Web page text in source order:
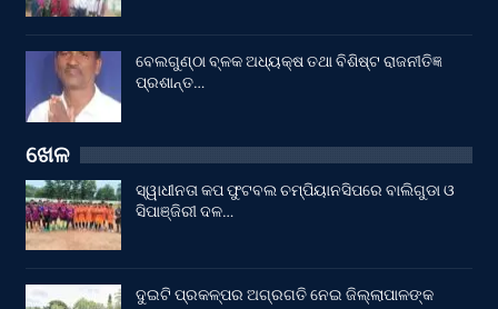
ବେଲଗୁଣ୍ଠା ବ୍ଳକ ଅଧ୍ୟକ୍ଷ ତଥା ବିଶିଷ୍ଟ ରାଜନୀତିଜ୍ଞ
ପ୍ରଶାନ୍ତ…
ଖେଳ
ସ୍ୱାଧୀନତା କପ ଫୁଟବଲ ଚମ୍ପିୟାନସିପରେ ବାଲିଗୁଡା ଓ
ସିପାଞ୍ଜିରୀ ଦଳ…
ଦୁଇଟି ପ୍ରକଳ୍ପର ଅଗ୍ରଗତି ନେଇ ଜିଲ୍ଲାପାଳଙ୍କ